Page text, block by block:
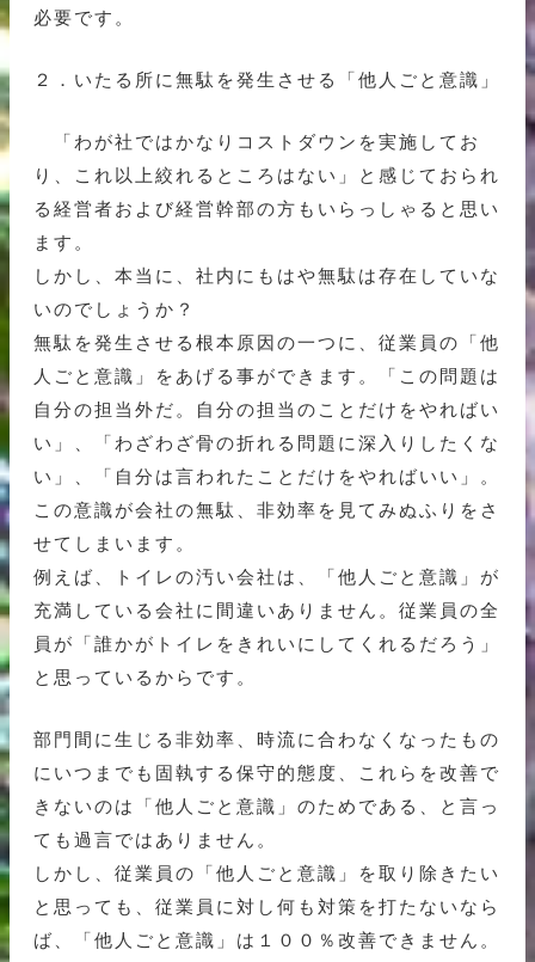
必要です。
２．いたる所に無駄を発生させる「他人ごと意識」
「わが社ではかなりコストダウンを実施してお
り、これ以上絞れるところはない」と感じておられ
る経営者および経営幹部の方もいらっしゃると思い
ます。
しかし、本当に、社内にもはや無駄は存在していな
いのでしょうか？
無駄を発生させる根本原因の一つに、従業員の「他
人ごと意識」をあげる事ができます。「この問題は
自分の担当外だ。自分の担当のことだけをやればい
い」、「わざわざ骨の折れる問題に深入りしたくな
い」、「自分は言われたことだけをやればいい」。
この意識が会社の無駄、非効率を見てみぬふりをさ
せてしまいます。
例えば、トイレの汚い会社は、「他人ごと意識」が
充満している会社に間違いありません。従業員の全
員が「誰かがトイレをきれいにしてくれるだろう」
と思っているからです。
部門間に生じる非効率、時流に合わなくなったもの
にいつまでも固執する保守的態度、これらを改善で
きないのは「他人ごと意識」のためである、と言っ
ても過言ではありません。
しかし、従業員の「他人ごと意識」を取り除きたい
と思っても、従業員に対し何も対策を打たないなら
ば、「他人ごと意識」は１００％改善できません。